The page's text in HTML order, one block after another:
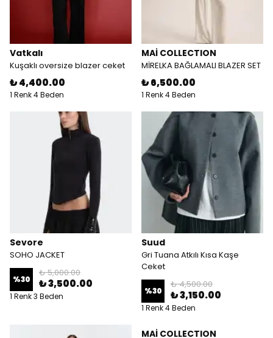
Vatkalı
Kuşaklı oversize blazer ceket
₺ 4,400.00
1 Renk 4 Beden
MAİ COLLECTION
MİRELKA BAĞLAMALI BLAZER SET
₺ 6,500.00
1 Renk 4 Beden
Sevore
SOHO JACKET
%30
₺ 5,000.00
₺ 3,500.00
1 Renk 3 Beden
Suud
Gri Tuana Atkılı Kısa Kaşe
Ceket
%30
₺ 4,500.00
₺ 3,150.00
1 Renk 4 Beden
MAİ COLLECTION